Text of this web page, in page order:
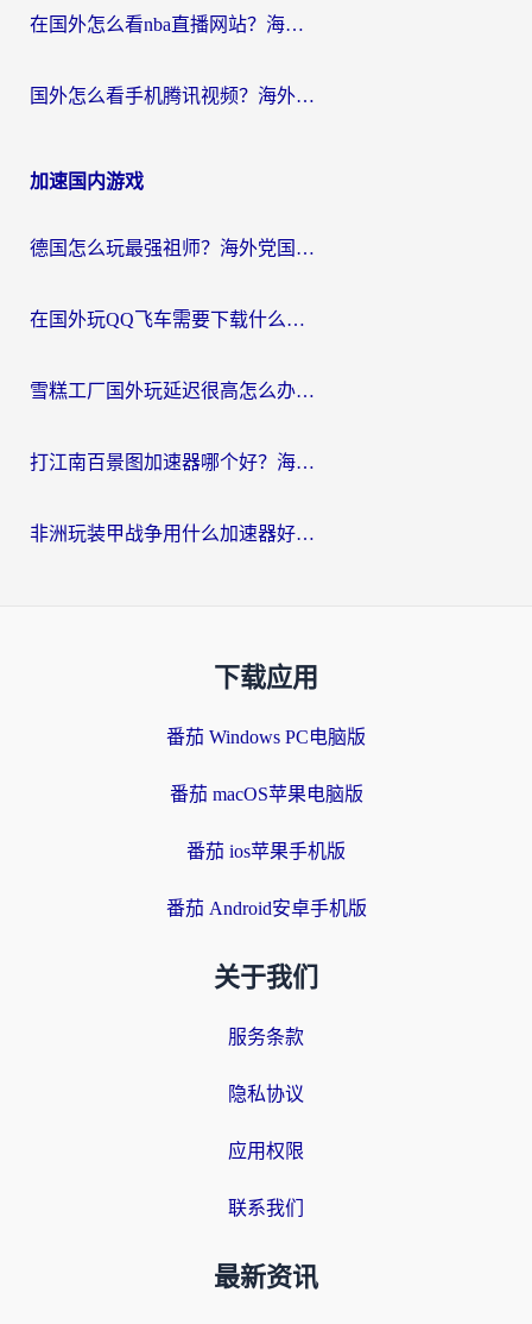
在国外怎么看nba直播网站？海外党专属体育观赛指南，告别地区限制！
国外怎么看手机腾讯视频？海外党亲测有效的追剧加速器选择指南
加速国内游戏
德国怎么玩最强祖师？海外党国服游戏加速器选择全攻略（附宝可梦Online实测）
在国外玩QQ飞车需要下载什么加速器呢？海外党亲测有效的国服游戏加速指南
雪糕工厂国外玩延迟很高怎么办？海外玩家国服游戏加速终极攻略（附实测推荐）
打江南百景图加速器哪个好？海外党踩坑N次后，终于找到不卡的秘诀
非洲玩装甲战争用什么加速器好？海外党亲测有效的国服游戏加速方案
下载应用
番茄 Windows PC电脑版
番茄 macOS苹果电脑版
番茄 ios苹果手机版
番茄 Android安卓手机版
关于我们
服务条款
隐私协议
应用权限
联系我们
最新资讯